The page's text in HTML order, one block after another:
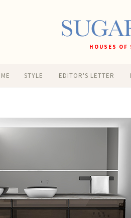
HOUSES
STYLE EDITOR'S LETTER